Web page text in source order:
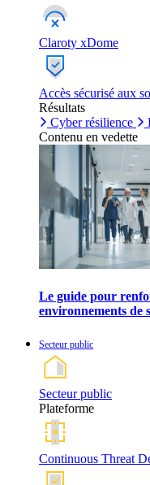
Claroty xDome
Accès sécurisé aux
Résultats
Cyber résilience
Contenu en vedette
Le guide pour
environnements de
Secteur public
Secteur public
Plateforme
Continuous Threat